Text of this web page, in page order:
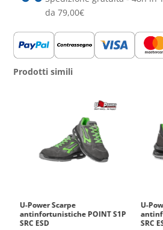
da 79,00€
Prodotti simili
U-Power Scarpe
antinfortunistiche POINT S1P
SRC ESD
U-
SRC